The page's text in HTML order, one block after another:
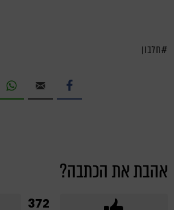
חלבון
אהבת את הכתבה?
372